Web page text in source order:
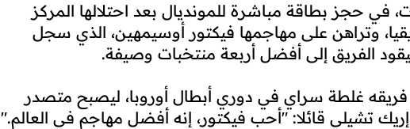
في حجز بطاقة مباشرة للمونديال بعد احتلالها المركز
وتراهن على مهاجمها فيكتور أوسيمهين، الذي سجل
الفريق إلى أفضل أربعة منتخبات وصيفة.
غلطة سراي في دوري أبطال أوروبا، ليصبح متصدر
تشيلي قائلا: "أحب فيكتور، إنه أفضل مهاجم في العالم."